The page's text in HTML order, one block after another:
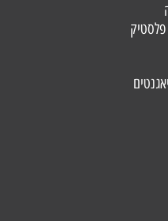
פלסטיק